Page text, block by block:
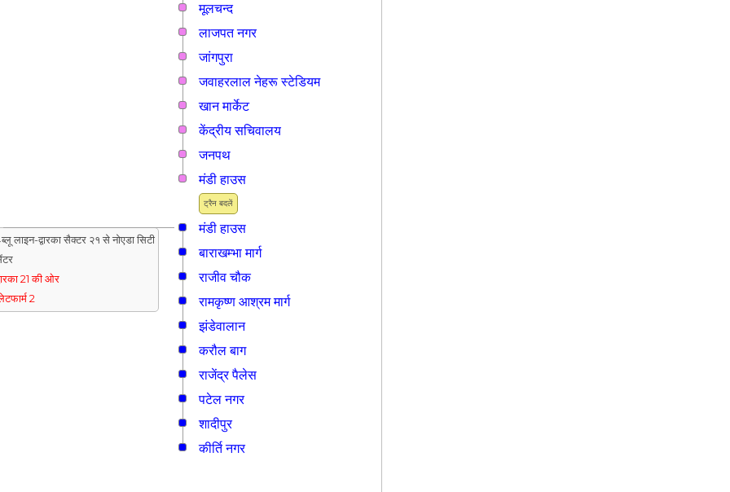
मूलचन्द
लाजपत नगर
जांगपुरा
जवाहरलाल नेहरू स्टेडियम
खान मार्केट
केंद्रीय सचिवालय
जनपथ
ट्रैन बदलें
मंडी हाउस
मंडी हाउस
लाइन-द्वारका सैक्टर २१ से नोएडा सिटी
21 की ओर
2
बाराखम्भा मार्ग
राजीव चौक
रामकृष्ण आश्रम मार्ग
झंडेवालान
करौल बाग
राजेंद्र पैलेस
पटेल नगर
शादीपुर
कीर्ति नगर